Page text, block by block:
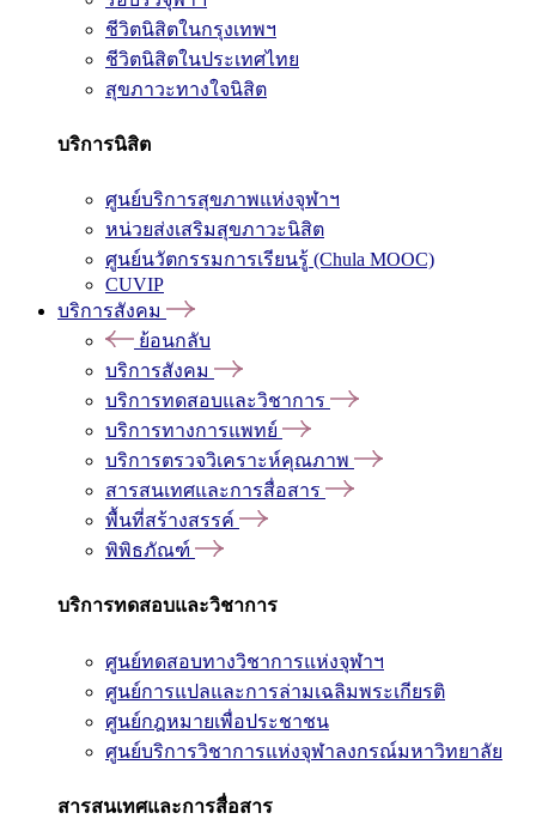
ชีวิตนิสิตในกรุงเทพฯ
ชีวิตนิสิตในประเทศไทย
สุขภาวะทางใจนิสิต
บริการนิสิต
ศูนย์บริการสุขภาพแห่งจุฬาฯ
หน่วยส่งเสริมสุขภาวะนิสิต
ศูนย์นวัตกรรมการเรียนรู้ (Chula MOOC)
CUVIP
บริการสังคม
ย้อนกลับ
บริการสังคม
บริการทดสอบและวิชาการ
บริการทางการแพทย์
บริการตรวจวิเคราะห์คุณภาพ
สารสนเทศและการสื่อสาร
พื้นที่สร้างสรรค์
พิพิธภัณฑ์
บริการทดสอบและวิชาการ
ศูนย์ทดสอบทางวิชาการแห่งจุฬาฯ
ศูนย์การแปลและการล่ามเฉลิมพระเกียรติ
ศูนย์กฎหมายเพื่อประชาชน
ศูนย์บริการวิชาการแห่งจุฬาลงกรณ์มหาวิทยาลัย
สารสนเทศและการสื่อสาร